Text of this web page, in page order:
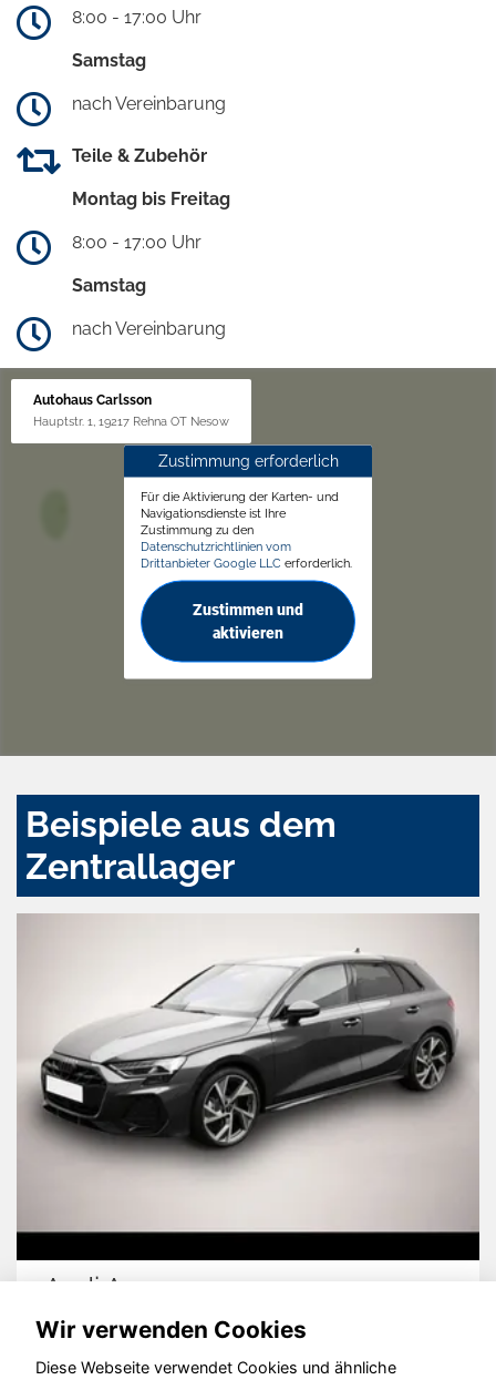
8:00 - 17:00 Uhr
Samstag
nach Vereinbarung
Teile & Zubehör
Montag bis Freitag
8:00 - 17:00 Uhr
Samstag
nach Vereinbarung
Autohaus Carlsson
Hauptstr. 1, 19217 Rehna OT Nesow
Zustimmung erforderlich
Für die Aktivierung der Karten- und
Navigationsdienste ist Ihre
Zustimmung zu den
Datenschutzrichtlinien vom
Drittanbieter Google LLC erforderlich.
Zustimmen und
aktivieren
Beispiele aus dem
Zentrallager
Audi A3
Wir verwenden Cookies
Diese Webseite verwendet Cookies und ähnliche